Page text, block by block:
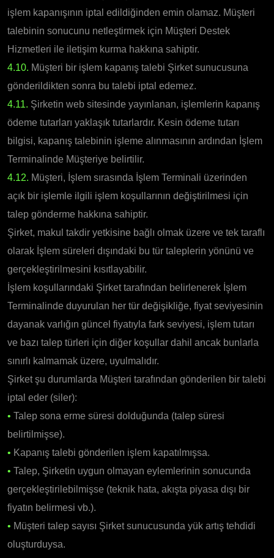
işlem kapanışının iptal edildiğinden emin olamaz. Müşteri
talebinin sonucunu netleştirmek için Müşteri Destek
Hizmetleri ile iletişim kurma hakkına sahiptir.
4.10. Müşteri bir işlem kapanış talebi Şirket sunucusuna
gönderildikten sonra bu talebi iptal edemez.
4.11. Şirketin web sitesinde yayınlanan, işlemlerin kapanış
ödeme tutarları yaklaşık tutarlardır. Kesin ödeme tutarı
bilgisi, kapanış talebinin işleme alınmasının ardından İşlem
Terminalinde Müşteriye belirtilir.
4.12. Müşteri, İşlem sırasında İşlem Terminali üzerinden
açık bir işlemle ilgili işlem koşullarının değiştirilmesi için
talep gönderme hakkına sahiptir.
Şirket, makul takdir yetkisine bağlı olmak üzere ve tek taraflı
olarak İşlem süreleri dışındaki bu tür taleplerin yönünü ve
gerçekleştirilmesini kısıtlayabilir.
İşlem koşullarındaki Şirket tarafından belirlenerek İşlem
Terminalinde duyurulan her tür değişikliğe, fiyat seviyesinin
dayanak varlığın güncel fiyatıyla fark seviyesi, işlem tutarı
ve bazı talep türleri için diğer koşullar dahil ancak bunlarla
sınırlı kalmamak üzere, uyulmalıdır.
Şirket şu durumlarda Müşteri tarafından gönderilen bir talebi
iptal eder (siler):
• Talep sona erme süresi dolduğunda (talep süresi
belirtilmişse).
• Kapanış talebi gönderilen işlem kapatılmışsa.
• Talep, Şirketin uygun olmayan eylemlerinin sonucunda
gerçekleştirilebilmişse (teknik hata, akışta piyasa dışı bir
fiyatın belirmesi vb.).
• Müşteri talep sayısı Şirket sunucusunda yük artış tehdidi
oluşturduysa.